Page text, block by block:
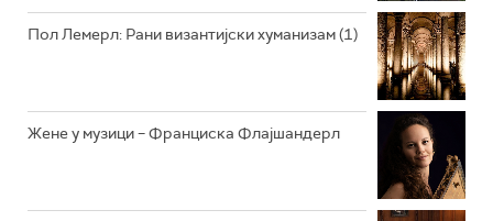
РАДИО ЏЕЗЕР
Пол Лемерл: Рани византијски хуманизам (1)
Жене у музици – Франциска Флајшандерл